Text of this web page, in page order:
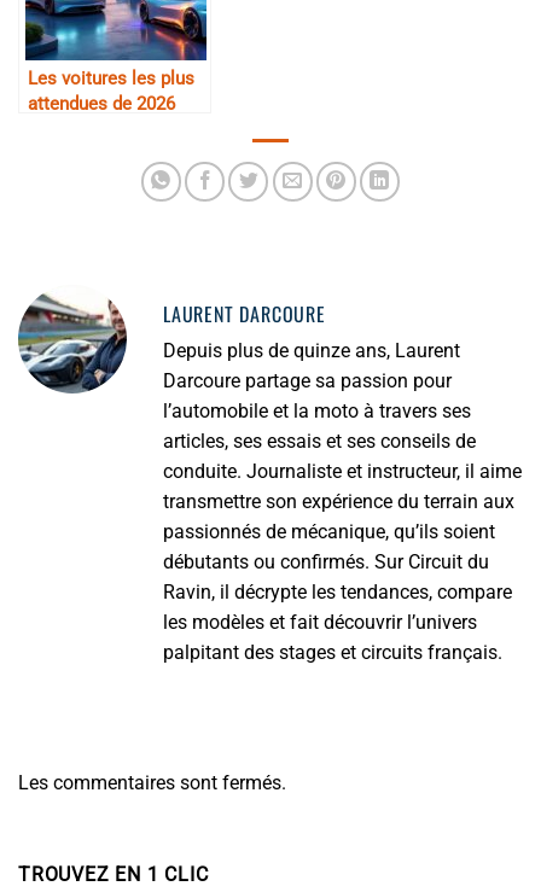
Les voitures les plus
attendues de 2026
LAURENT DARCOURE
Depuis plus de quinze ans, Laurent
Darcoure partage sa passion pour
l’automobile et la moto à travers ses
articles, ses essais et ses conseils de
conduite. Journaliste et instructeur, il aime
transmettre son expérience du terrain aux
passionnés de mécanique, qu’ils soient
débutants ou confirmés. Sur Circuit du
Ravin, il décrypte les tendances, compare
les modèles et fait découvrir l’univers
palpitant des stages et circuits français.
Les commentaires sont fermés.
TROUVEZ EN 1 CLIC